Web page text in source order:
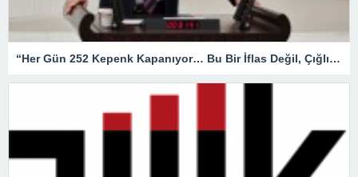
“Her Gün 252 Kepenk Kapanıyor… Bu Bir İflas Değil, Çığlıktır!”